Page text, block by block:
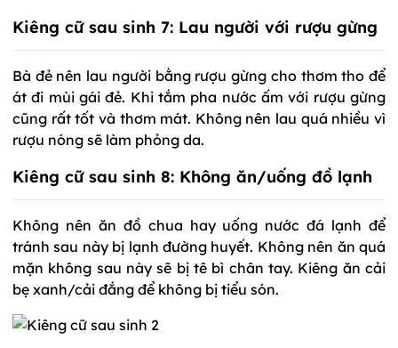
Kiêng cữ sau sinh 7: Lau người với rượu gừng
Bà đẻ nên lau người bằng rượu gừng cho thơm tho để
át đi mùi gái đẻ. Khi tắm pha nước ấm với rượu gừng
cũng rất tốt và thơm mát. Không nên lau quá nhiều vì
rượu nóng sẽ làm phỏng da.
Kiêng cữ sau sinh 8: Không ăn/uống đồ lạnh
Không nên ăn đồ chua hay uống nước đá lạnh để
tránh sau này bị lạnh đường huyết. Không nên ăn quá
mặn không sau này sẽ bị tê bì chân tay. Kiêng ăn cải
bẹ xanh/cải đắng để không bị tiểu són.